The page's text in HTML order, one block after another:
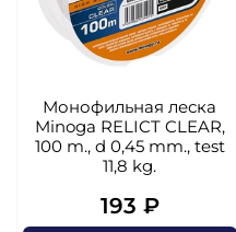
Монофильная леска
Minoga RELICT CLEAR,
100 m., d 0,45 mm., test
11,8 kg.
193 ₽